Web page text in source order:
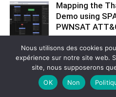
Mapping the
Demo using
PWNSAT
Catégories Populaires
Nous utilisons des cookies
expérience sur notre site web.
site, nous supposerons
OK
Non